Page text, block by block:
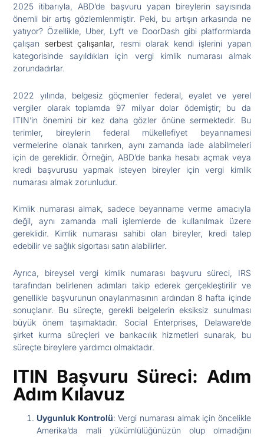
2025 itibarıyla, ABD’de başvuru yapan bireylerin sayısında
önemli bir artış gözlemlenmiştir. Peki, bu artışın arkasında ne
yatıyor? Özellikle, Uber, Lyft ve DoorDash gibi platformlarda
çalışan serbest çalışanlar, resmi olarak kendi işlerini yapan
kategorisinde sayıldıkları için vergi kimlik numarası almak
zorundadırlar.
2022 yılında, belgesiz göçmenler federal, eyalet ve yerel
vergiler olarak toplamda 97 milyar dolar ödemiştir; bu da
ITIN’in önemini bir kez daha gözler önüne sermektedir. Bu
terimler, bireylerin federal mükellefiyet beyannamesi
vermelerine olanak tanırken, aynı zamanda iade alabilmeleri
için de gereklidir. Örneğin, ABD’de banka hesabı açmak veya
kredi başvurusu yapmak isteyen bireyler için vergi kimlik
numarası almak zorunludur.
Kimlik numarası almak, sadece beyanname verme amacıyla
değil, aynı zamanda mali işlemlerde de kullanılmak üzere
gereklidir. Kimlik numarası sahibi olan bireyler, kredi talep
edebilir ve sağlık sigortası satın alabilirler.
Ayrıca, bireysel vergi kimlik numarası başvuru süreci, IRS
tarafından belirlenen adımları takip ederek gerçekleştirilir ve
genellikle başvurunun onaylanmasının ardından 8 hafta içinde
sonuçlanır. Bu süreçte, gerekli belgelerin eksiksiz sunulması
büyük önem taşımaktadır. Social Enterprises, Delaware’de
şirket kurma süreçleri ve bankacılık hizmetleri sunarak, bu
süreçte bireylere yardımcı olmaktadır.
ITIN Başvuru Süreci: Adım
Adım Kılavuz
Uygunluk Kontrolü: Vergi numarası almak için öncelikle
Amerika’da mali yükümlülüğünüzün olup olmadığını